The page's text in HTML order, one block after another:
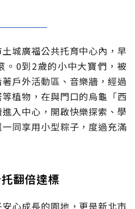
城廣福公共托育中心內，早
。0到2歲的小中大寶們，被
戶外活動區、音樂牆，經過
植物，在與門口的烏龜「西
入中心，開啟快樂探索、學
同享用小型粽子，度過充滿
翻倍達標
心成長的園地，更是新北市